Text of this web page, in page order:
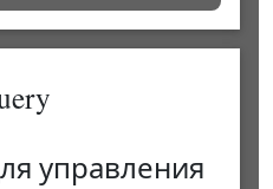
управления